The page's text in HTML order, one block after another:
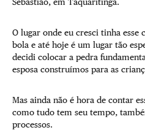
O lugar onde eu cresci tinha esse
bola e até hoje é um lugar tão
decidi colocar a pedra
esposa construímos para as
Mas ainda não é hora de contar
como tudo tem seu tempo,
processos.